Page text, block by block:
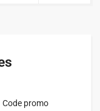
Code promo